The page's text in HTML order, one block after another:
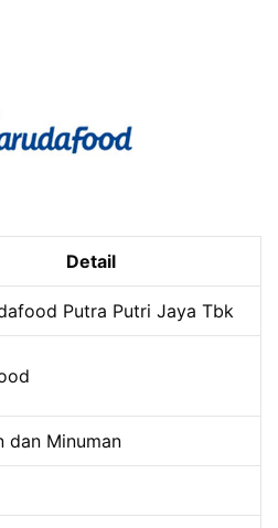
Detail
Putra Putri Jaya Tbk
dan Minuman